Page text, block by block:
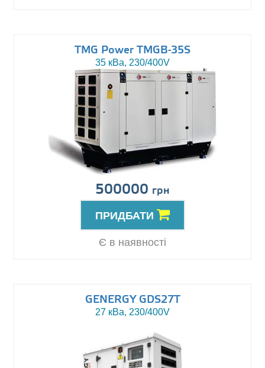
TMG Power TMGB-35S
35 кВа, 230/400V
500000 грн
ПРИДБАТИ
Є в наявності
GENERGY GDS27T
27 кВа, 230/400V